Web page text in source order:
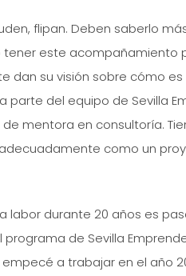
flipan. Deben saberlo
tener este acompañamiento
dan su visión sobre cómo
parte del equipo de Sevilla
mentora en consultoría.
como un
labor durante 20 años es
de Sevilla
a trabajar en el año